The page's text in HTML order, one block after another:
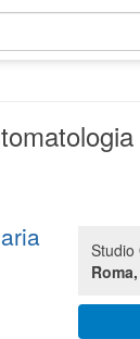
Studio
Roma,